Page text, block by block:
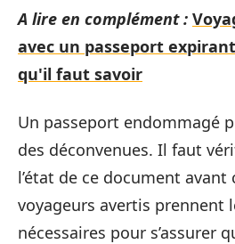
A lire en complément :
avec un passeport
qu'il faut savoir
Un passeport endommagé
des déconvenues. Il faut
l’état de ce document avant
voyageurs avertis prennent
nécessaires pour s’assurer